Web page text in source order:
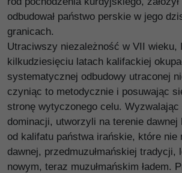
odbudował państwo perskie w jego
granicach.
Utraciwszy niezależność w VII wieku,
kilkudziesięciu latach kalifackiej
systematycznej odbudowy utraconej
czyniąc to metodycznie i posuwając
stronę wytyczonego celu. Wyzwalając
dominacji, utworzyli na terenie dawnej
od kalifatu państwa irańskie, które nie
dawnej, przedmuzułmańskiej tradycji,
nowym, teraz muzułmańskim ładem.